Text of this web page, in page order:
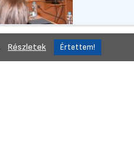
Önkormányzat
Részletek